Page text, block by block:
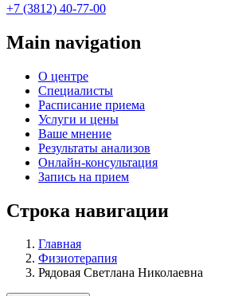
+7 (3812) 40-77-00
Main navigation
О центре
Специалисты
Расписание приема
Услуги и цены
Ваше мнение
Результаты анализов
Онлайн-консультация
Запись на прием
Строка навигации
Главная
Физиотерапия
Рядовая Светлана Николаевна